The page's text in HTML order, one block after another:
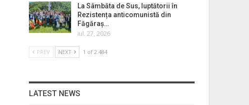
La Sâmbăta de Sus, luptătorii în
Rezistența anticomunistă din
Făgăraș…
iul. 27, 2026
PREV NEXT 1 of 2.484
LATEST NEWS